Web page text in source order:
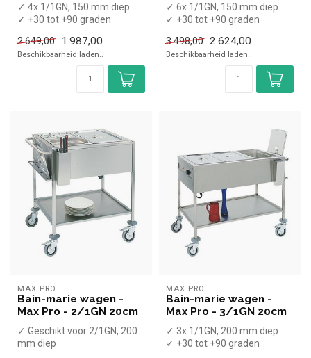
✓ 4x 1/1GN, 150 mm diep
✓ +30 tot +90 graden
✓ Breedte 149...
2.649,00 1.987,00
Beschikbaarheid laden..
✓ 6x 1/1GN, 150 mm diep
✓ +30 tot +90 graden
✓ Breedte 215...
3.498,00 2.624,00
Beschikbaarheid laden..
MAX PRO
Bain-marie wagen -
Max Pro - 2/1GN 20cm
✓ Geschikt voor 2/1GN, 200
mm diep
MAX PRO
Bain-marie wagen -
Max Pro - 3/1GN 20cm
✓ 3x 1/1GN, 200 mm diep
✓ +30 tot +90 graden